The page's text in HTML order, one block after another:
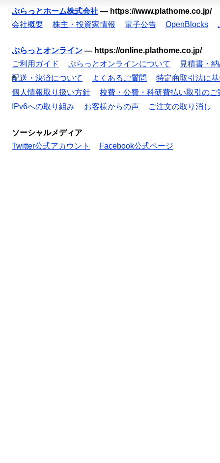
ぷらっとホーム株式会社 — https://www.plathome.co.jp/
会社概要
株主・投資家情報 電子公告 OpenBlocks
ぷらっとオンライン — https://online.plathome.co.jp/
ご利用ガイド
ぷらっとオンラインについて
見積書・
配送・決済について
よくあるご質問
特定商取引法に
個人情報取り扱い方針
校費・公費・科研費払い取引のご
IPv6への取り組み
お客様からの声 ご注文の取り消し
ソーシャルメディア
Twitter公式アカウント
Facebook公式ページ